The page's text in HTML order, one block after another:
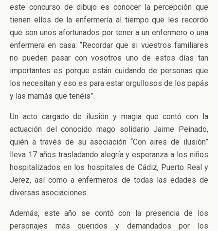
este concurso de dibujo es conocer la percepción que
tienen ellos de la enfermería al tiempo que les recordó
que son unos afortunados por tener a un enfermero o una
enfermera en casa: “Recordar que si vuestros familiares
no pueden pasar con vosotros uno de estos días tan
importantes es porque están cuidando de personas que
los necesitan y eso es para estar orgullosos de los papás
y las mamás que tenéis”.
Un acto cargado de ilusión y magia que contó con la
actuación del conocido mago solidario Jaime Peinado,
quién a través de su asociación “Con aires de ilusión”
lleva 17 años trasladando alegría y esperanza a los niños
hospitalizados en los hospitales de Cádiz, Puerto Real y
Jerez, así como a enfermeros de todas las edades de
diversas asociaciones.
Además, este año se contó con la presencia de los
personajes más queridos y demandados por los